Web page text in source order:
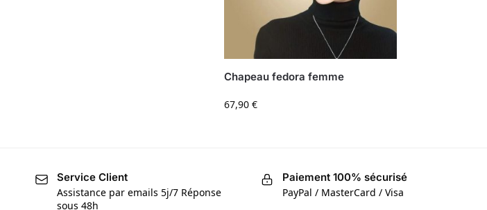
Chapeau fedora femme
67,90€
Service Client
Assistance par emails 5j/7 Réponse
sous 48h
Paiement 100% sécurisé
PayPal / MasterCard / Visa